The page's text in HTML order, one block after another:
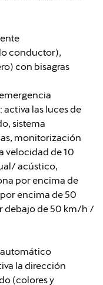
conductor),
con bisagras
activa las luces de
sistema
monitorización
velocidad de 10
acústico,
por encima de
encima de 50
debajo de 50 km/h /
la dirección
(colores y